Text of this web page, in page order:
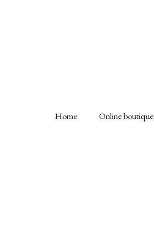
Home Online boutique